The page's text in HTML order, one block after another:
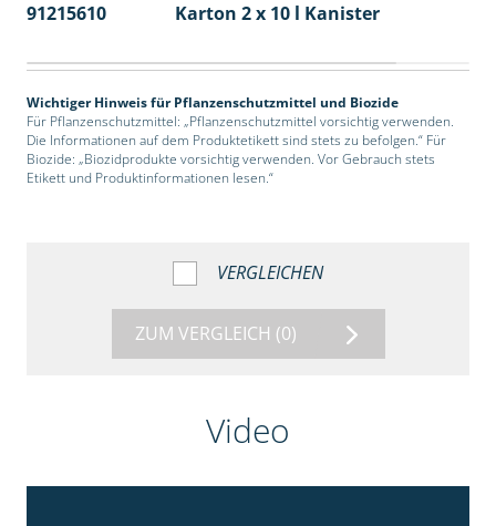
91215610
Karton 2 x 10 l Kanister
Wichtiger Hinweis für Pflanzenschutzmittel und Biozide
Für Pflanzenschutzmittel: „Pflanzenschutzmittel vorsichtig verwenden.
Die Informationen auf dem Produktetikett sind stets zu befolgen.“ Für
Biozide: „Biozidprodukte vorsichtig verwenden. Vor Gebrauch stets
Etikett und Produktinformationen lesen.“
VERGLEICHEN
ZUM VERGLEICH (0)
Video